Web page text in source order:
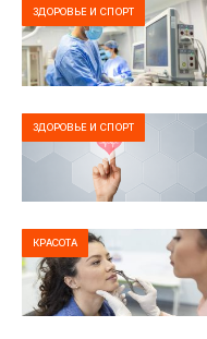
ЗДОРОВЬЕ И СПОРТ
ЗДОРОВЬЕ И СПОРТ
КРАСОТА